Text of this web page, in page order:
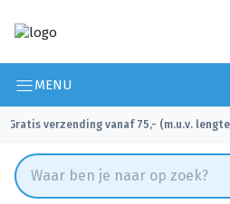
MENU
Gratis verzending vanaf 75,- (m.u.v.